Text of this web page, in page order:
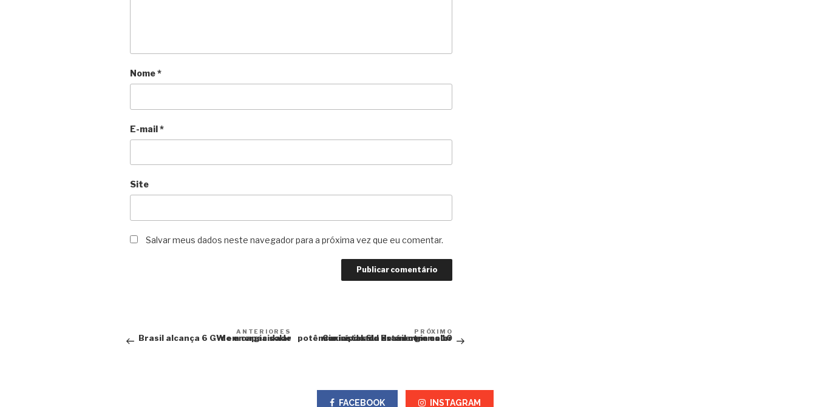
Nome*
E-mail*
Site
Salvar meus dados neste navegador para a próxima vez que eu comentar.
Navegação
ANTERIORES
Brasil alcança 6 GW em capacidade de energia solar
PRÓXIMO
Caxias do Sul está entre os 10 municípios do Brasil com maior potência instalada de energia solar
FACEBOOK INSTAGRAM